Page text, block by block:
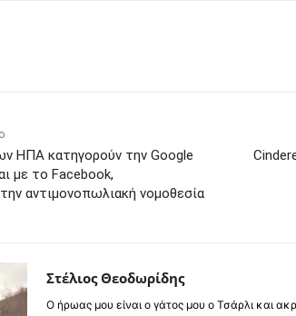
ΗΠΑ κατηγορούν την Google
με το Facebook,
αντιμονοπωλιακή νομοθεσία
Στέλιος Θεοδωρίδης
Ο ήρωας μου είναι ο γάτος μου ο Τσάρλι και